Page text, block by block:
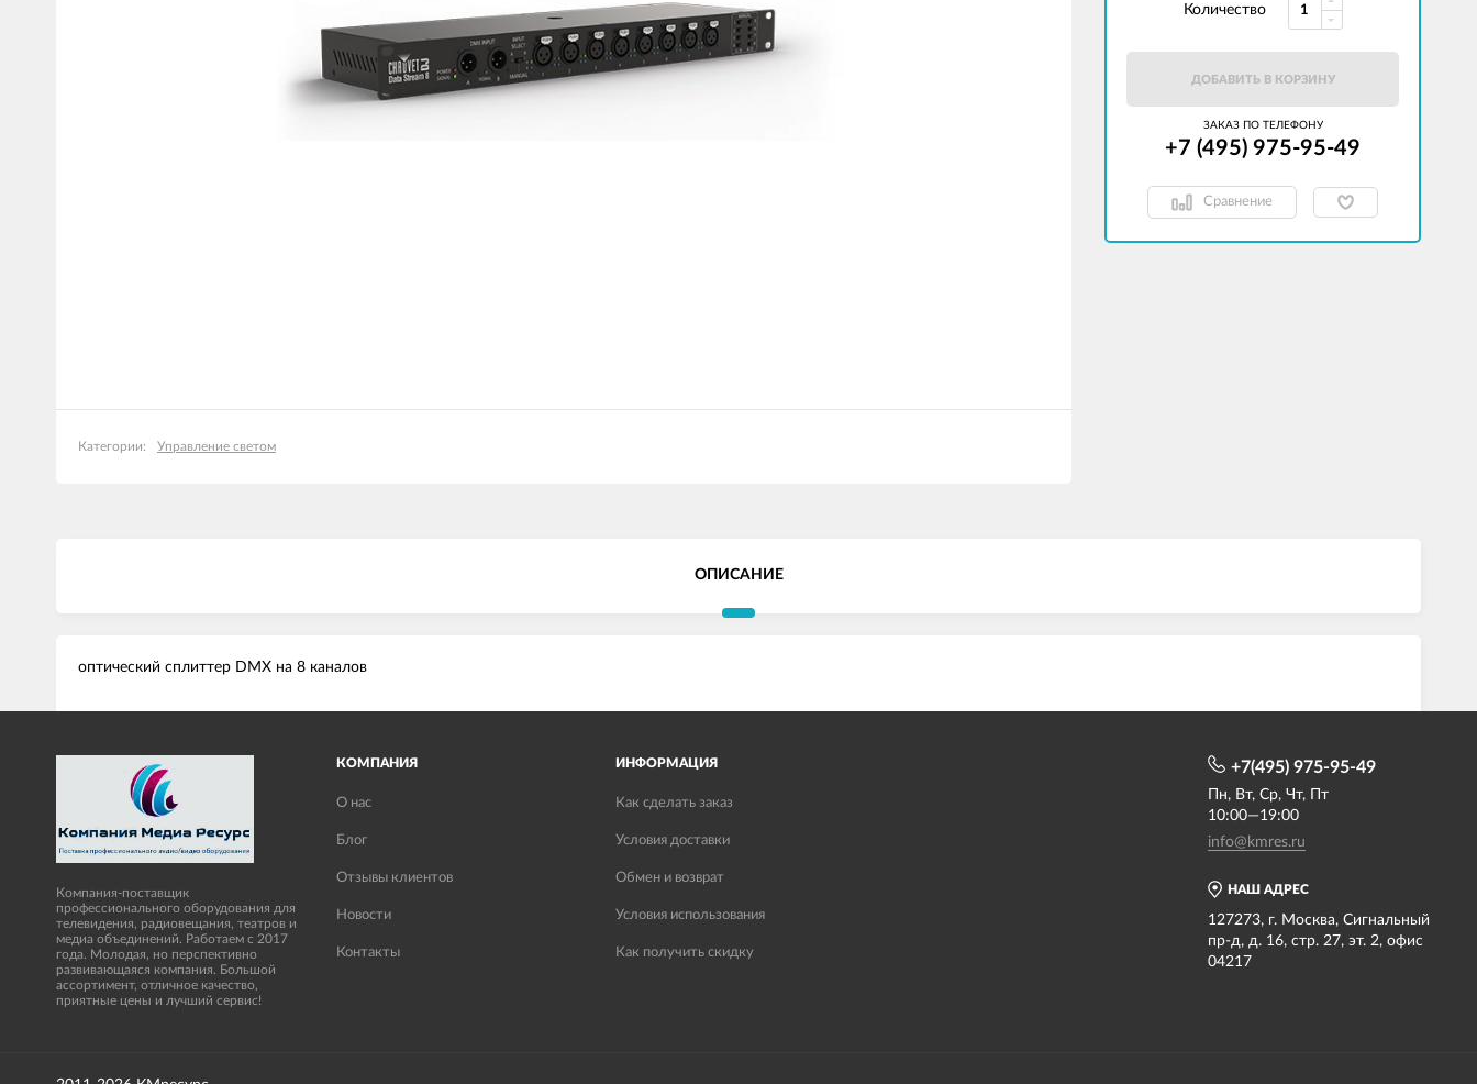
Категории: Управление светом
Количество
ДОБАВИТЬ В КОРЗИНУ
ЗАКАЗ ПО ТЕЛЕФОНУ
+7 (495) 975-95-49
Сравнение
ОПИСАНИЕ
оптический сплиттер DMX на 8 каналов
Компания-поставщик
профессионального оборудования для
телевидения, радиовещания, театров и
медиа объединений. Работаем с 2017
года. Молодая, но перспективно
развивающаяся компания. Большой
ассортимент, отличное качество,
приятные цены и лучший сервис!
КОМПАНИЯ
О нас
Блог
Отзывы клиентов
Новости
Контакты
ИНФОРМАЦИЯ
Как сделать заказ
Условия доставки
Обмен и возврат
Условия использования
Как получить скидку
НАШ АДРЕС
127273, г. Москва, Сигнальный
пр-д, д. 16, стр. 27, эт. 2, офис
04217
+7(495) 975-95-49
Пн, Вт, Ср, Чт, Пт
10:00—19:00
info@kmres.ru